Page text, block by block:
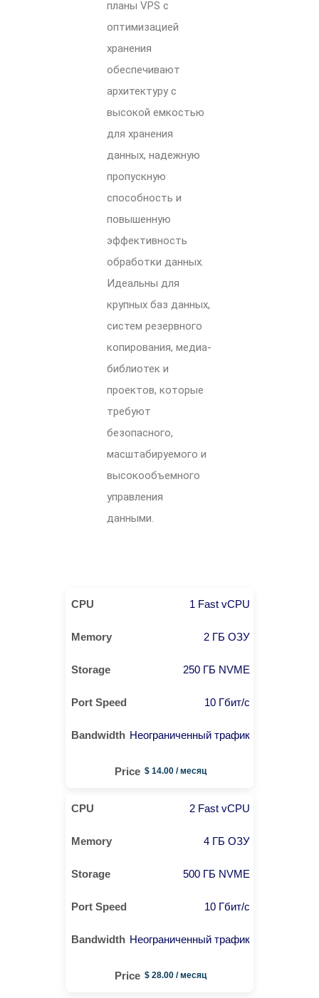
планы VPS с
оптимизацией
хранения
обеспечивают
архитектуру с
высокой емкостью
для хранения
данных, надежную
пропускную
способность и
повышенную
эффективность
обработки данных.
Идеальны для
крупных баз данных,
систем резервного
копирования, медиа-
библиотек и
проектов, которые
требуют
безопасного,
масштабируемого и
высокообъемного
управления
данными.
1 Fast vCPU
2 ГБ ОЗУ
250 ГБ NVME
10 Гбит/с
Неограниченный трафик
$ 14.00 / месяц
2 Fast vCPU
4 ГБ ОЗУ
500 ГБ NVME
10 Гбит/с
Неограниченный трафик
$ 28.00 / месяц